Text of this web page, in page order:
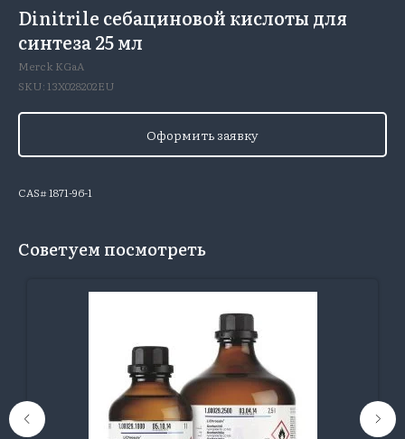
Dinitrile себациновой кислоты для
синтеза 25 мл
Merck KGaA
SKU: 13X028202EU
Оформить заявку
CAS# 1871-96-1
Советуем посмотреть